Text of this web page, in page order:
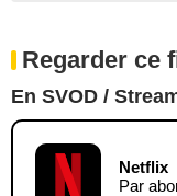
Regarder ce
En SVOD /
Netflix
Par